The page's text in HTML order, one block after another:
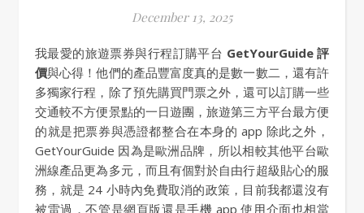
December 13, 2025
我最愛的旅遊票券與行程訂購平台 GetYourGuide 評
價與心得！他們的產品豐富度真的是數一數二，還有許
多獨家行程，除了預先購買門票之外，還可以訂購一些
交通較不方便景點的一日遊團，旅遊第三方平台最方便
的就是把票券與憑證都整合在本身的 app 除此之外，
GetYourGuide 因為是歐洲品牌，所以相較其他平台歐
洲線產品更為多元，而且有個對於自由行超級貼心的服
務，就是 24 小時內免費取消的政策，目前我都還沒有
被雷過，不管是網頁版還是手機 app 使用介面也相當